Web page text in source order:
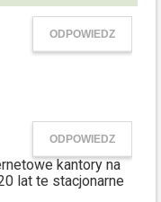
ODPOWIEDZ
ODPOWIEDZ
kantory na
lat te stacjonarne